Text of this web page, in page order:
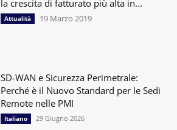
la crescita di fatturato più alta in...
Attualità 19 Marzo 2019
SD-WAN e Sicurezza Perimetrale:
Perché è il Nuovo Standard per le Sedi
Remote nelle PMI
Italiano 29 Giugno 2026